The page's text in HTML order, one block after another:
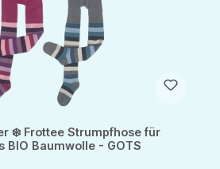
❄️ Frottee Strumpfhose für
BIO Baumwolle - GOTS